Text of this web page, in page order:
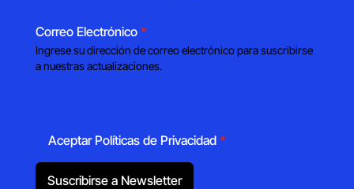
Correo Electrónico *
Ingrese su dirección de correo electrónico para suscribirse
a nuestras actualizaciones.
Aceptar Políticas de Privacidad *
Suscribirse a Newsletter